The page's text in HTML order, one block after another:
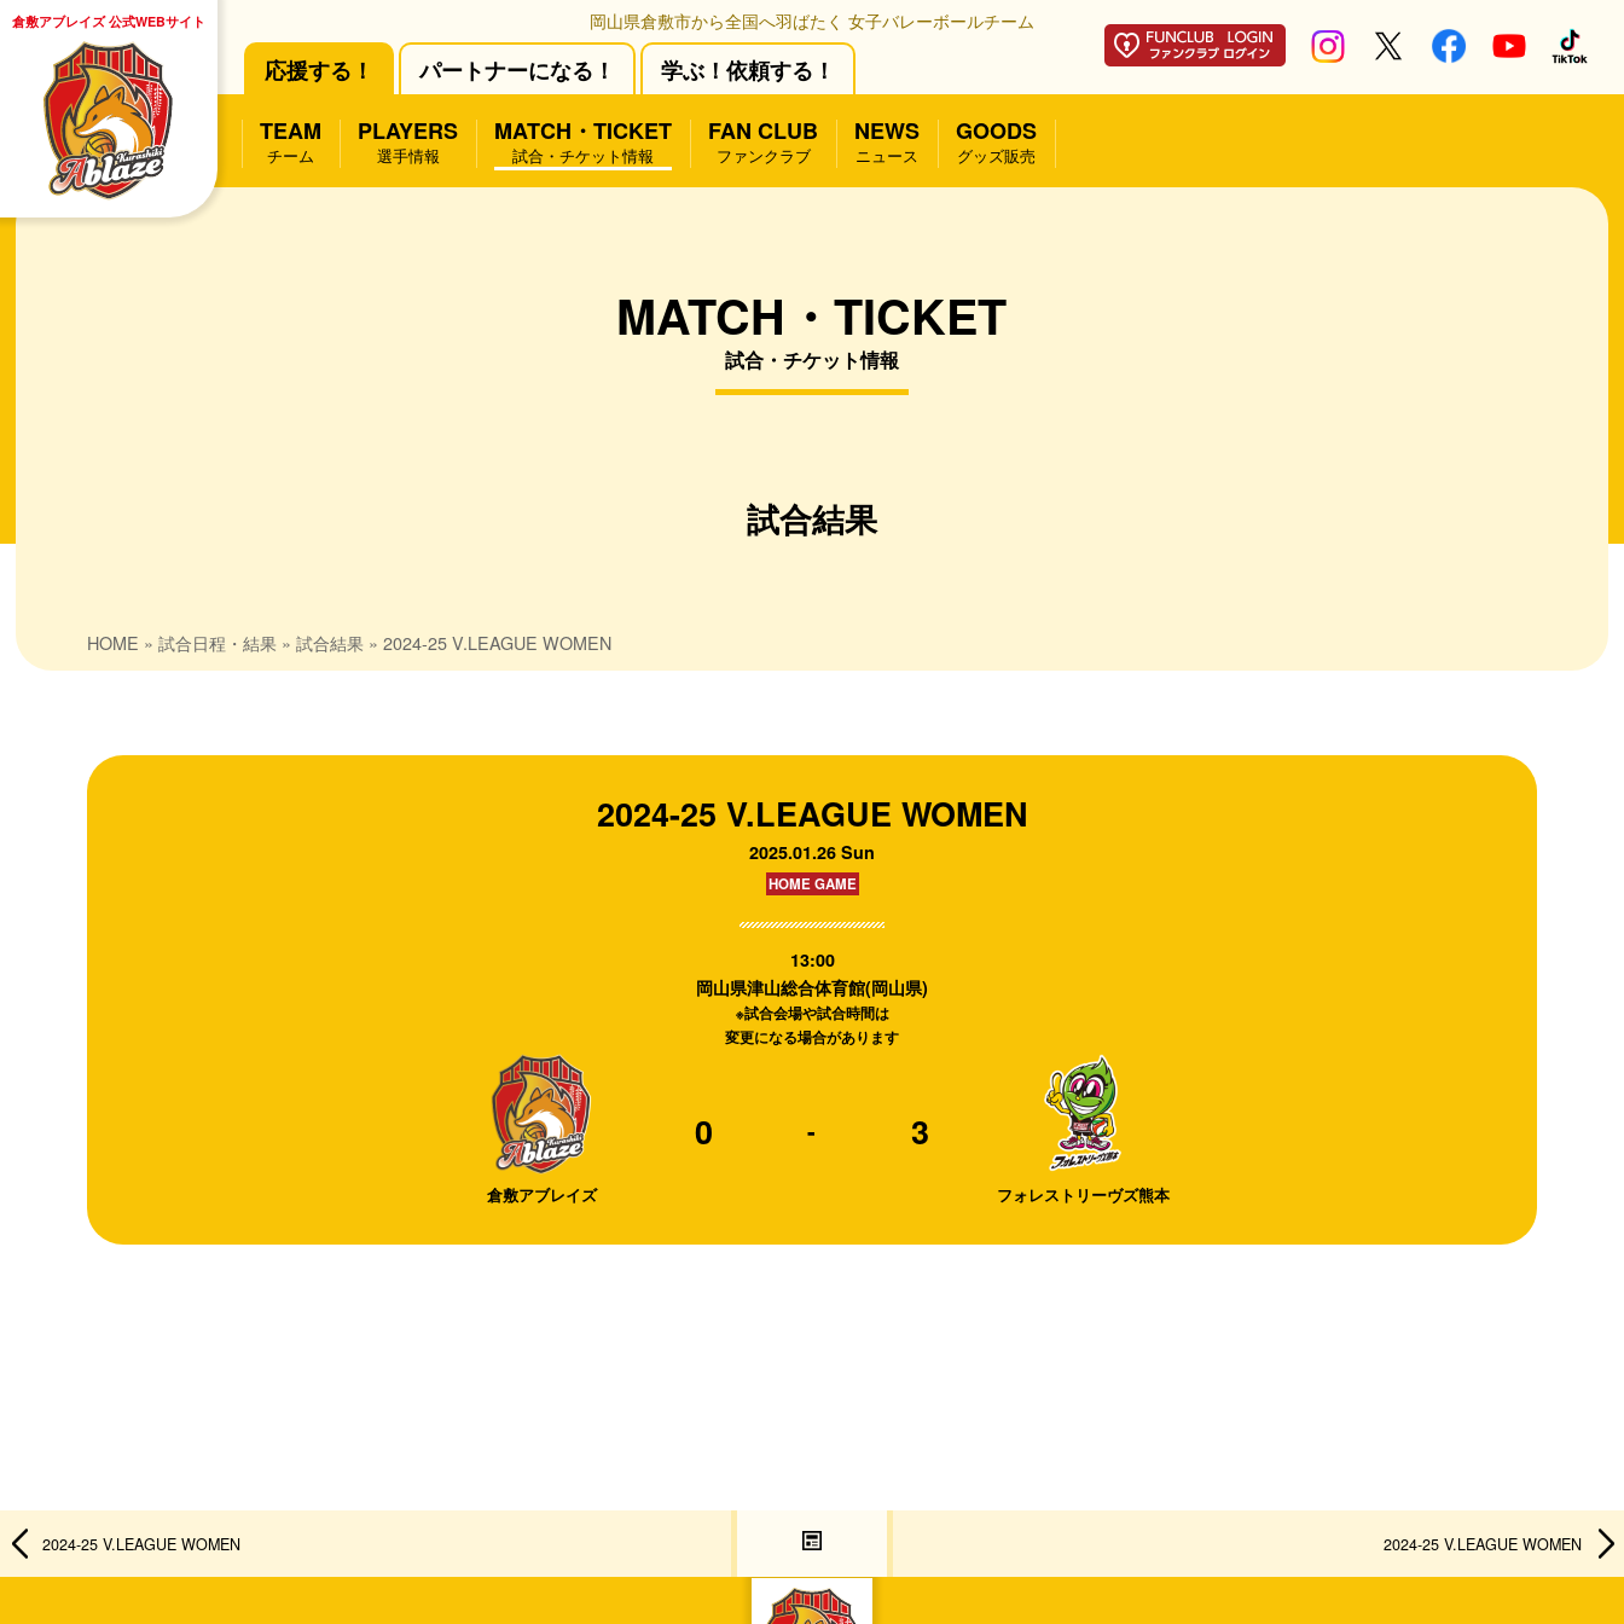
倉敷アブレイズ 公式WEBサイト 岡山県倉敷市から全国へ羽ばたく 女子バレーボールチーム
応援する！ パートナーになる！
学ぶ！依頼する！
TEAM
チーム
PLAYERS
選手情報
MATCH・TICKET
試合・チケット情報
FAN CLUB
ファンクラブ
NEWS
ニュース
GOODS
グッズ販売
MATCH・TICKET
試合・チケット情報
試合結果
HOME » 試合日程・結果 » 試合結果 » 2024-25 V.LEAGUE WOMEN
2024-25 V.LEAGUE WOMEN
2025.01.26 Sun
HOME GAME
13:00
岡山県津山総合体育館(岡山県)
※試合会場や試合時間は
変更になる場合があります
倉敷アブレイズ
0 - 3
フォレストリーヴズ熊本
2024-25 V.LEAGUE WOMEN 2024-25 V.LEAGUE WOMEN